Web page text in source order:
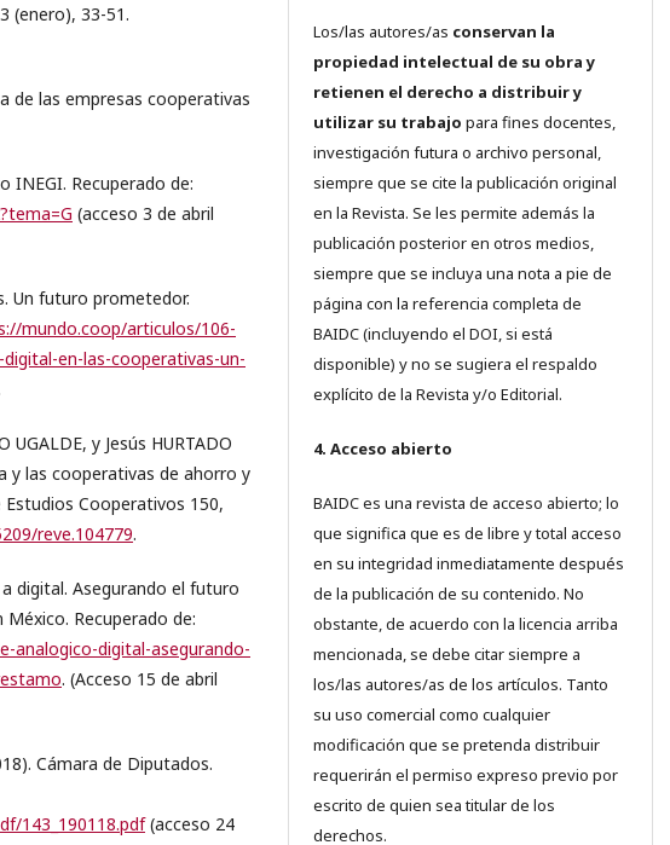
(enero), 33-51.
de las empresas cooperativas
INEGI. Recuperado de:
(acceso 3 de abril
Un futuro prometedor.
mundo.coop/articulos/106-
en-las-cooperativas-un-
UGALDE, y Jesús HURTADO
y las cooperativas de ahorro y
Cooperativos 150,
reve.104779.
a digital. Asegurando el futuro
Recuperado de:
analogico-digital-asegurando-
. (Acceso 15 de abril
Cámara de Diputados.
143_190118.pdf(acceso 24
Los/las autores/as conservan la
propiedad intelectual de su obra y
retienen el derecho a distribuir y
utilizar su trabajo para fines docentes,
investigación futura o archivo personal,
siempre que se cite la publicación original
en la Revista. Se les permite además la
publicación posterior en otros medios,
siempre que se incluya una nota a pie de
página con la referencia completa de
BAIDC (incluyendo el DOI, si está
disponible) y no se sugiera el respaldo
explícito de la Revista y/o Editorial.
4. Acceso abierto
BAIDC es una revista de acceso abierto; lo
que significa que es de libre y total acceso
en su integridad inmediatamente después
de la publicación de su contenido. No
obstante, de acuerdo con la licencia arriba
mencionada, se debe citar siempre a
los/las autores/as de los artículos. Tanto
su uso comercial como cualquier
modificación que se pretenda distribuir
requerirán el permiso expreso previo por
escrito de quien sea titular de los
derechos.